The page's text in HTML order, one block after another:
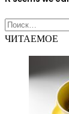
Найти:
ЧИТАЕМОЕ